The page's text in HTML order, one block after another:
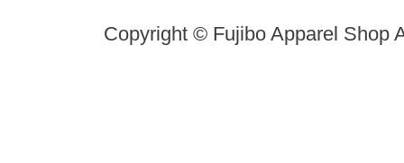
Copyright © Fujibo Apparel Shop